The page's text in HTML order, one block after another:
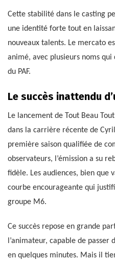
Cette stabilité dans le casting
une identité forte tout en
nouveaux talents. Le mercato
animé, avec plusieurs noms
du PAF.
Le succès inattendu
Le lancement de Tout Beau
dans la carrière récente de
première saison qualifiée de
observateurs, l’émission a su
fidèle. Les audiences, bien que
courbe encourageante qui
groupe M6.
Ce succès repose en grande
l’animateur, capable de passer
en quelques minutes. Mais il